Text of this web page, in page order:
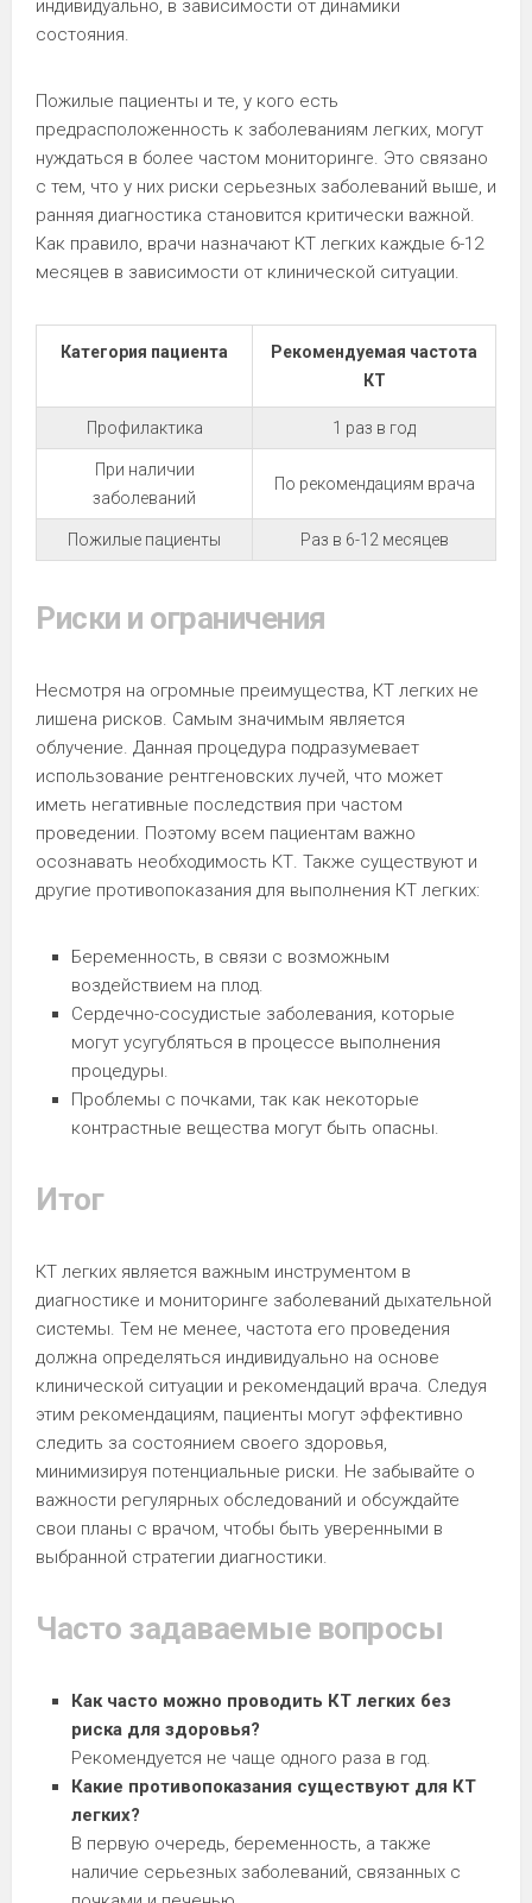
индивидуально, в зависимости от динамики
состояния.
Пожилые пациенты и те, у кого есть
предрасположенность к заболеваниям легких, могут
нуждаться в более частом мониторинге. Это связано
с тем, что у них риски серьезных заболеваний выше, и
ранняя диагностика становится критически важной.
Как правило, врачи назначают КТ легких каждые 6-12
месяцев в зависимости от клинической ситуации.
Категория пациента
Рекомендуемая частота
КТ
Профилактика 1 раз в год
При наличии
заболеваний
По рекомендациям врача
Пожилые пациенты Раз в 6-12 месяцев
Риски и ограничения
Несмотря на огромные преимущества, КТ легких не
лишена рисков. Самым значимым является
облучение. Данная процедура подразумевает
использование рентгеновских лучей, что может
иметь негативные последствия при частом
проведении. Поэтому всем пациентам важно
осознавать необходимость КТ. Также существуют и
другие противопоказания для выполнения КТ легких:
Беременность, в связи с возможным
воздействием на плод.
Сердечно-сосудистые заболевания, которые
могут усугубляться в процессе выполнения
процедуры.
Проблемы с почками, так как некоторые
контрастные вещества могут быть опасны.
Итог
КТ легких является важным инструментом в
диагностике и мониторинге заболеваний дыхательной
системы. Тем не менее, частота его проведения
должна определяться индивидуально на основе
клинической ситуации и рекомендаций врача. Следуя
этим рекомендациям, пациенты могут эффективно
следить за состоянием своего здоровья,
минимизируя потенциальные риски. Не забывайте о
важности регулярных обследований и обсуждайте
свои планы с врачом, чтобы быть уверенными в
выбранной стратегии диагностики.
Часто задаваемые вопросы
Как часто можно проводить КТ легких без
риска для здоровья?
Рекомендуется не чаще одного раза в год.
Какие противопоказания существуют для КТ
легких?
В первую очередь, беременность, а также
наличие серьезных заболеваний, связанных с